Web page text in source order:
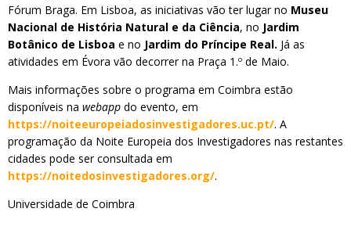
Fórum Braga. Em Lisboa, as iniciativas vão ter lugar no Museu
Nacional de História Natural e da Ciência, no Jardim
Botânico de Lisboa e no Jardim do Príncipe Real. Já as
atividades em Évora vão decorrer na Praça 1.º de Maio.
Mais informações sobre o programa em Coimbra estão
disponíveis na webapp do evento, em
https://noiteeuropeiadosinvestigadores.uc.pt/. A
programação da Noite Europeia dos Investigadores nas restantes
cidades pode ser consultada em
https://noitedosinvestigadores.org/.
Universidade de Coimbra